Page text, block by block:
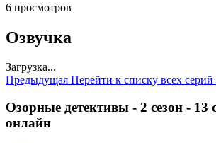
6 просмотров
Озвучка
Загрузка...
Предыдущая Перейти к списку всех серий
Озорные детективы - 2 сезон - 13
онлайн